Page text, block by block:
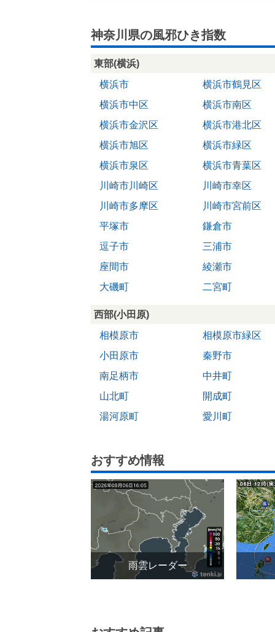
神奈川県の風邪ひき指数
東部(横浜)
横浜市
横浜市鶴見区
横浜市中区
横浜市南区
横浜市金沢区
横浜市港北区
横浜市旭区
横浜市緑区
横浜市泉区
横浜市青葉区
川崎市川崎区
川崎市幸区
川崎市多摩区
川崎市宮前区
平塚市
鎌倉市
逗子市
三浦市
座間市
綾瀬市
大磯町
二宮町
西部(小田原)
相模原市
相模原市緑区
小田原市
秦野市
南足柄市
中井町
山北町
開成町
湯河原町
愛川町
おすすめ情報
雨雲レーダー